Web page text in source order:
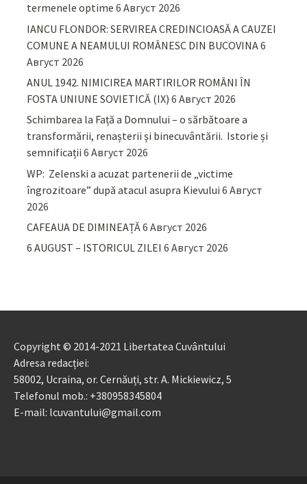
termenele optime 6 Август 2026
IANCU FLONDOR: SERVIREA CREDINCIOASĂ A CAUZEI
COMUNE A NEAMULUI ROMÂNESC DIN BUCOVINA6
Август 2026
ANUL 1942. NIMICIREA MARTIRILOR ROMÂNI ÎN
FOSTA UNIUNE SOVIETICĂ (IX) 6 Август 2026
Schimbarea la Față a Domnului – o sărbătoare a
transformării, renașterii și binecuvântării. Istorie și
semnificații 6 Август 2026
WP: Zelenski a acuzat partenerii de „victime
îngrozitoare” după atacul asupra Kievului 6 Август
2026
CAFEAUA DE DIMINEAȚĂ6 Август 2026
6 AUGUST – ISTORICUL ZILEI 6 Август 2026
Copyright © 2014-2021 Libertatea Cuvântului
Adresa redacției:
58002, Ucraina, or. Cernăuți, str. A. Mickiewicz, 5
Telefonul mob.: +380958345804
E-mail: lcuvantului@gmail.com